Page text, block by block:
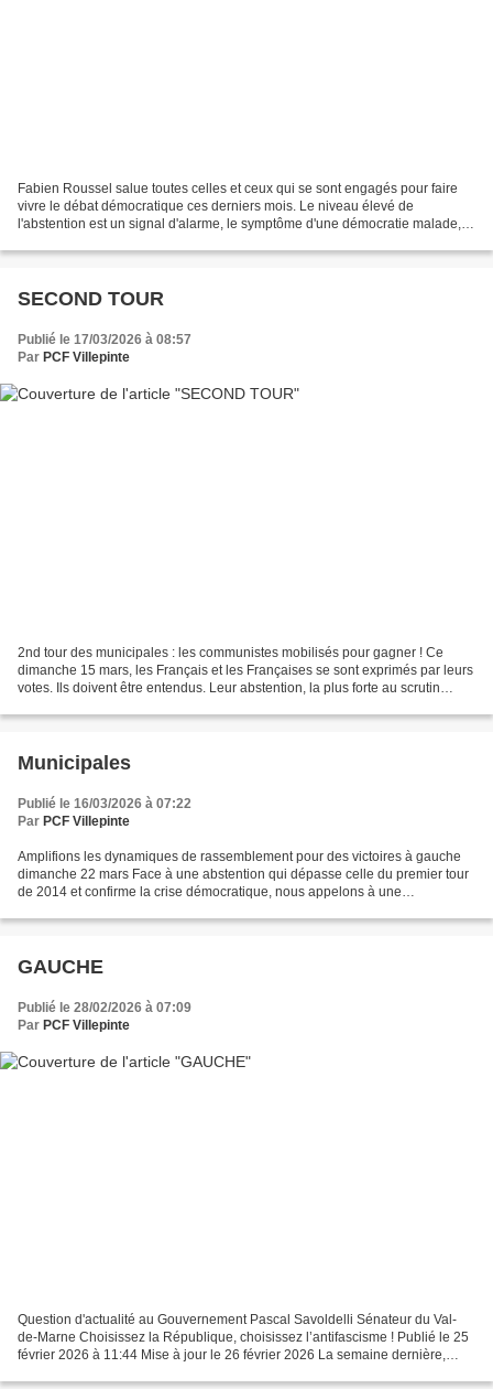
Fabien Roussel salue toutes celles et ceux qui se sont engagés pour faire
vivre le débat démocratique ces derniers mois. Le niveau élevé de
l'abstention est un signal d'alarme, le symptôme d'une démocratie malade,
SECOND TOUR
Publié le 17/03/2026 à 08:57
Par PCF Villepinte
2nd tour des municipales : les communistes mobilisés pour gagner ! Ce
dimanche 15 mars, les Français et les Françaises se sont exprimés par leurs
votes. Ils doivent être entendus. Leur abstention, la plus forte au scrutin
Municipales
Publié le 16/03/2026 à 07:22
Par PCF Villepinte
Amplifions les dynamiques de rassemblement pour des victoires à gauche
dimanche 22 mars Face à une abstention qui dépasse celle du premier tour
de 2014 et confirme la crise démocratique, nous appelons à une
GAUCHE
Publié le 28/02/2026 à 07:09
Par PCF Villepinte
Question d'actualité au Gouvernement Pascal Savoldelli Sénateur du Val-
de-Marne Choisissez la République, choisissez l’antifascisme ! Publié le 25
février 2026 à 11:44 Mise à jour le 26 février 2026 La semaine dernière,